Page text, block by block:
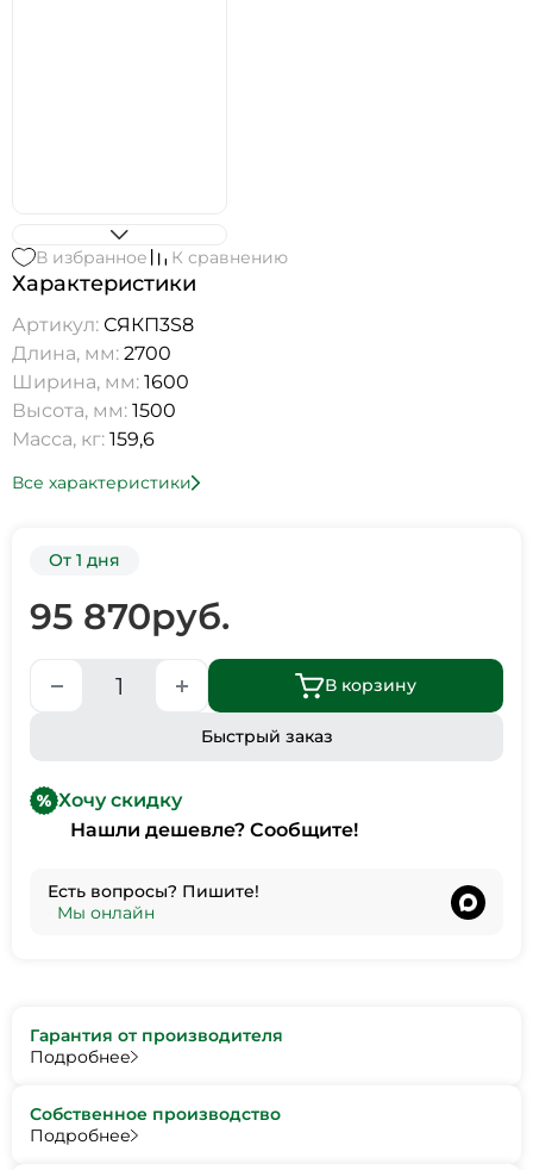
В избранное К сравнению
Характеристики
Артикул: СЯКП3S8
Длина, мм: 2700
Ширина, мм: 1600
Высота, мм: 1500
Масса, кг: 159,6
Все характеристики
От 1 дня
95 870руб.
В корзину
Быстрый заказ
Хочу скидку
Нашли дешевле? Сообщите!
Есть вопросы? Пишите!
Мы онлайн
Гарантия от производителя
Подробнее
Собственное производство
Подробнее